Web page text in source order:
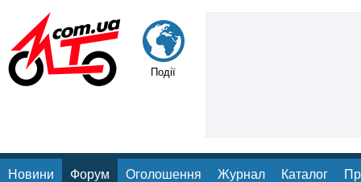
Події
Новини Форум Оголошення Журнал Каталог